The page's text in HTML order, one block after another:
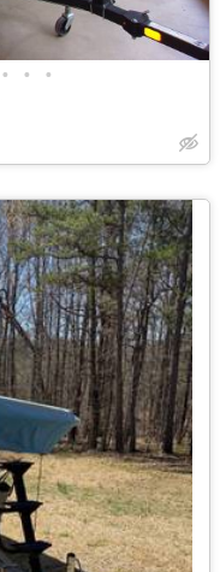
• • •